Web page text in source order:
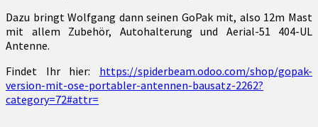
Dazu bringt Wolfgang dann seinen GoPak mit, also 12m Mast
mit allem Zubehör, Autohalterung und Aerial-51 404-UL
Antenne.
Findet Ihr hier: https://spiderbeam.odoo.com/shop/gopak-
version-mit-ose-portabler-antennen-bausatz-2262?
category=72#attr=